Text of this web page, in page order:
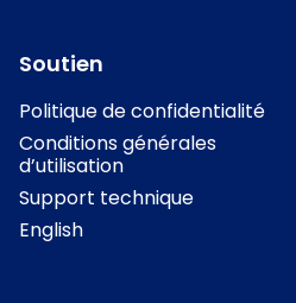
Soutien
Politique de confidentialité
Conditions générales
d’utilisation
Support technique
English